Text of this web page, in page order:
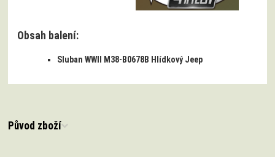
Obsah balení:
Sluban WWII M38-B0678B Hlídkový Jeep
Původ zboží